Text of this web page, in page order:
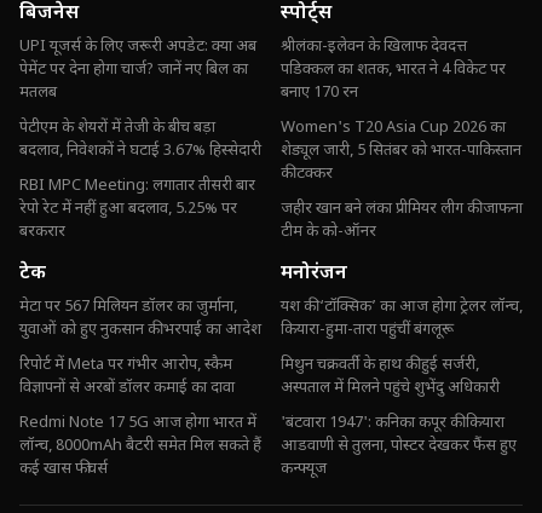
बिजनेस
UPI यूजर्स के लिए जरूरी अपडेट: क्या अब
पेमेंट पर देना होगा चार्ज? जानें नए बिल का
मतलब
पेटीएम के शेयरों में तेजी के बीच बड़ा
बदलाव, निवेशकों ने घटाई 3.67% हिस्सेदारी
RBI MPC Meeting: लगातार तीसरी बार
रेपो रेट में नहीं हुआ बदलाव, 5.25% पर
बरकरार
स्पोर्ट्स
श्रीलंका-इलेवन के खिलाफ देवदत्त
पडिक्कल का शतक, भारत ने 4 विकेट पर
बनाए 170 रन
Women's T20 Asia Cup 2026 का
शेड्यूल जारी, 5 सितंबर को भारत-पाकिस्तान
की टक्कर
जहीर खान बने लंका प्रीमियर लीग की जाफना
टीम के को-ऑनर
टेक
मेटा पर 567 मिलियन डॉलर का जुर्माना,
युवाओं को हुए नुकसान की भरपाई का आदेश
रिपोर्ट में Meta पर गंभीर आरोप, स्कैम
विज्ञापनों से अरबों डॉलर कमाई का दावा
Redmi Note 17 5G आज होगा भारत में
लॉन्च, 8000mAh बैटरी समेत मिल सकते हैं
कई खास फीचर्स
मनोरंजन
यश की ‘टॉक्सिक’ का आज होगा ट्रेलर लॉन्च,
कियारा-हुमा-तारा पहुंचीं बंगलूरू
मिथुन चक्रवर्ती के हाथ की हुई सर्जरी,
अस्पताल में मिलने पहुंचे शुभेंदु अधिकारी
'बंटवारा 1947': कनिका कपूर की कियारा
आडवाणी से तुलना, पोस्टर देखकर फैंस हुए
कन्फ्यूज